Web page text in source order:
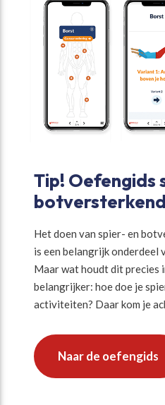
Tip! Oefengids
Het doen van spier- en
is een belangrijk onderdeel
Maar wat houdt dit precies
belangrijker: hoe doe je
activiteiten? Daar kom je
Naar de oefengids